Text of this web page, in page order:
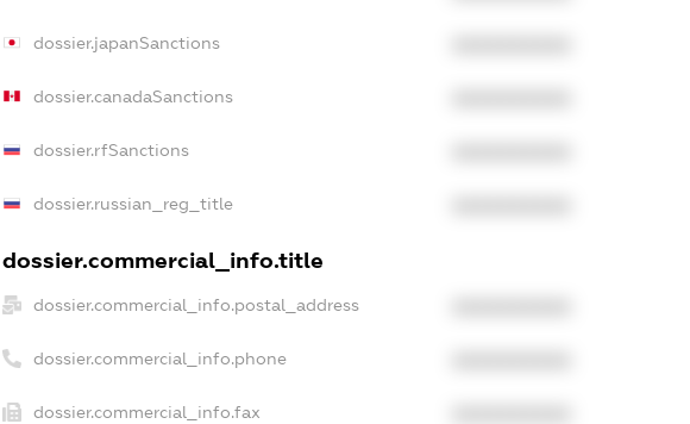
dossier.japanSanctions
dossier.canadaSanctions
dossier.rfSanctions
dossier.russian_reg_title
dossier.commercial_info.title
dossier.commercial_info.postal_address
dossier.commercial_info.phone
dossier.commercial_info.fax